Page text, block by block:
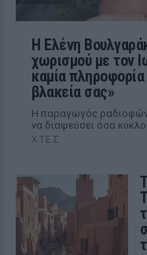
Η Ελένη
χωρισμού με τον
καμία
βλακεία σας»
Η παραγωγός
να διαψεύσει όσα
ΧΤΕΣ